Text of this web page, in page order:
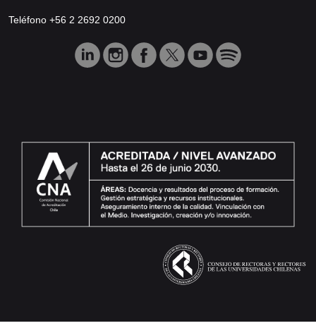
Teléfono +56 2 2692 0200